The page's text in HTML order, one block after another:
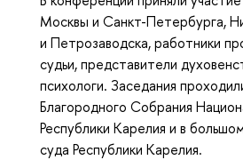
Москвы и Санкт-Петербурга,
и Петрозаводска, работники
судьи, представители
психологи. Заседания
Благородного Собрания
Республики Карелия и в
суда Республики Карелия.